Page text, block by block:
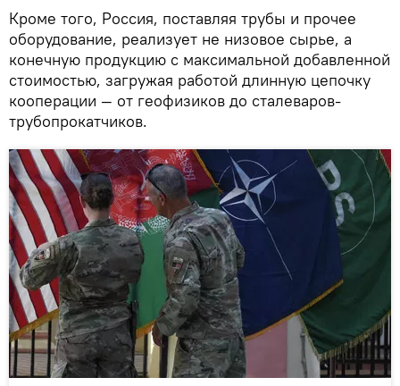
Кроме того, Россия, поставляя трубы и прочее
оборудование, реализует не низовое сырье, а
конечную продукцию с максимальной добавленной
стоимостью, загружая работой длинную цепочку
кооперации — от геофизиков до сталеваров-
трубопрокатчиков.